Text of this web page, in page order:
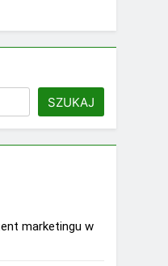
SZUKAJ
marketingu w